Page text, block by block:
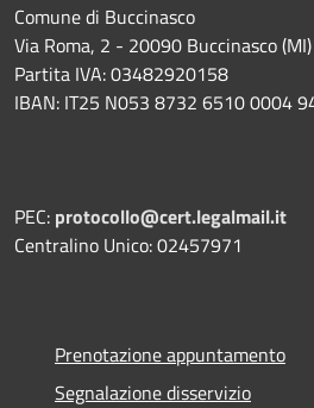
Comune di Buccinasco
Via Roma, 2 - 20090 Buccinasco (MI)
Partita IVA: 03482920158
IBAN: IT25 N053 8732 6510 0004
PEC: protocollo@cert.legalmail.it
Centralino Unico: 02457971
Prenotazione appuntamento
Segnalazione disservizio